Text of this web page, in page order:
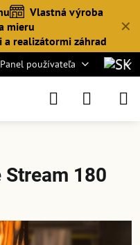
✕
Vlastná výroba
mieru
a realizátormi záhrad
Panel používateľa
Stream 180